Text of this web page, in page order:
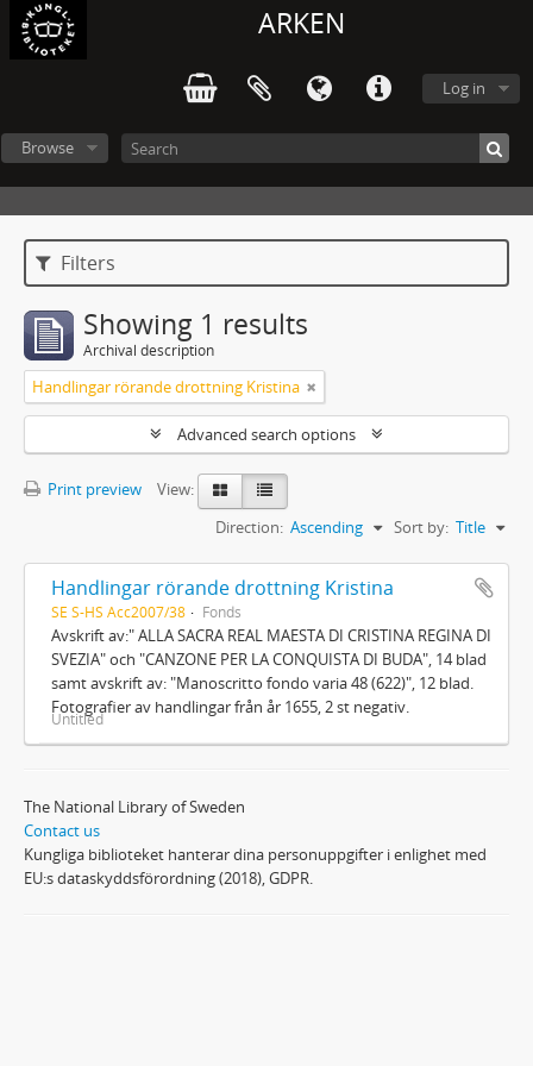
ARKEN
Log in
Browse
Filters
Showing 1 results
Archival description
Handlingar rörande drottning Kristina
Advanced search options
Print preview
View:
Sort by: Title
Direction: Ascending
Handlingar rörande drottning Kristina
SE S-HS Acc2007/38 Fonds
Avskrift av:" ALLA SACRA REAL MAESTA DI CRISTINA REGINA DI
SVEZIA" och "CANZONE PER LA CONQUISTA DI BUDA", 14 blad
samt avskrift av: "Manoscritto fondo varia 48 (622)", 12 blad.
Fotografier av handlingar från år 1655, 2 st negativ.
Untitled
The National Library of Sweden
Contact us
Kungliga biblioteket hanterar dina personuppgifter i enlighet med
EU:s dataskyddsförordning (2018), GDPR.